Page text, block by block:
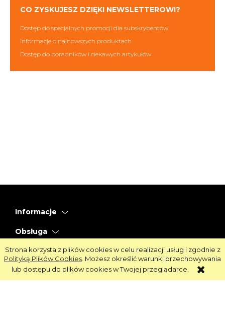
Strona korzysta z plików cookies w celu realizacji usług i zgodnie z
Polityką Plików Cookies . Możesz określić warunki przechowywania
lub dostępu do plików cookies w Twojej przeglądarce.
CO ZYSKUJESZ DZIĘKI NEWSLETTEROWI?
Dostęp do specjalnych promocji dla subskrybentów
Informacje o najnowszych produktach
Dostęp do poradników i ciekawych artykułów
Informacje
Obsługa
Strefa Klienta
Strefa Marek